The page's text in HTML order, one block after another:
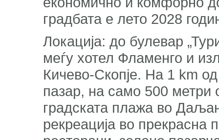
градбата е лето 2028
Локација: до булевар
меѓу хотел Фламенго и
Кичево-Скопје. На 1 km
пазар, на само 500 метри
градската плажа во
рекреација во прекрасна